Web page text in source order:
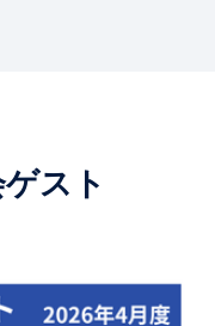
スト